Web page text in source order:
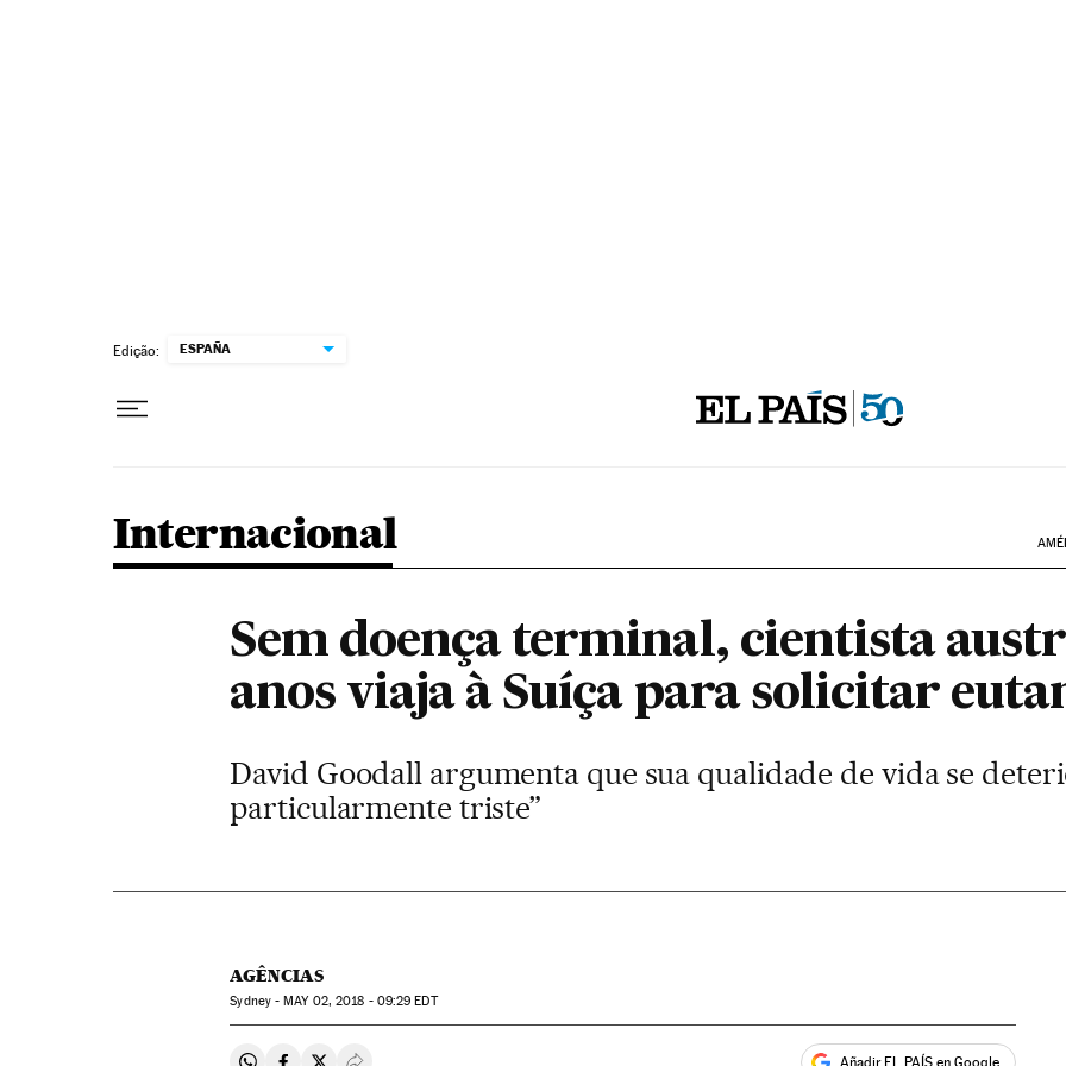
Edição: ESPAÑA
Internacional
Sem doença terminal, cientista
anos viaja à Suíça para solicitar
David Goodall argumenta que sua qualidade de vida se
particularmente triste”
AGÊNCIAS
Sydney -MAY02, 2018 - 09:29 EDT
Añadir EL PAÍS en Google